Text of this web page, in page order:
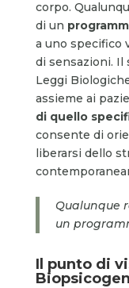
corpo.
di un
a uno specifico
di sensazioni.
Leggi
assieme ai
di quello
consente di
liberarsi dello
Qualunque
un
Il punto di